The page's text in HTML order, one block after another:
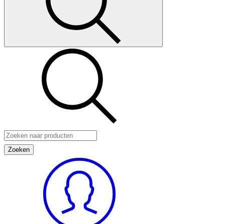
Zoeken